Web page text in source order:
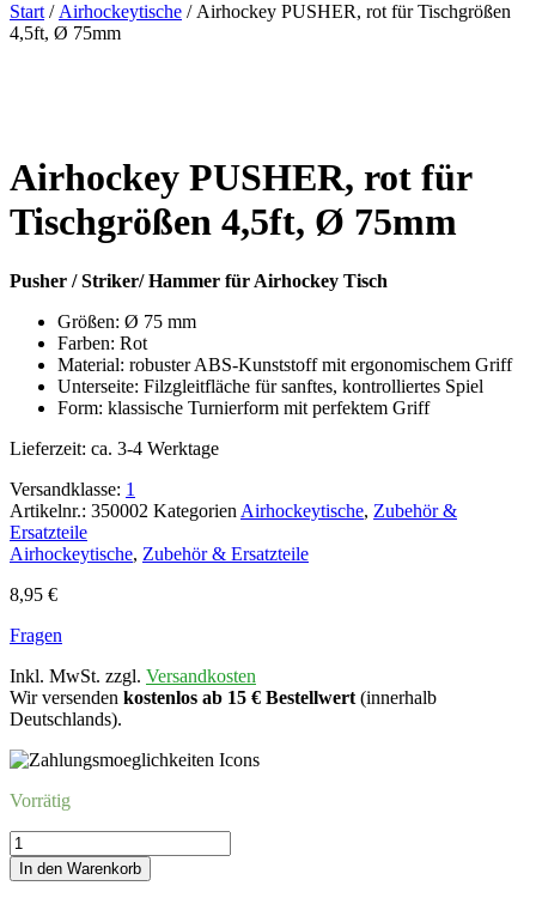
Start / Airhockeytische / Airhockey PUSHER, rot für Tischgrößen
4,5ft, Ø 75mm
Airhockey PUSHER, rot für
Tischgrößen 4,5ft, Ø 75mm
Pusher / Striker/ Hammer für Airhockey Tisch
Größen: Ø 75 mm
Farben: Rot
Material: robuster ABS-Kunststoff mit ergonomischem Griff
Unterseite: Filzgleitfläche für sanftes, kontrolliertes Spiel
Form: klassische Turnierform mit perfektem Griff
Lieferzeit: ca. 3-4 Werktage
Versandklasse: 1
Artikelnr.: 350002 Kategorien Airhockeytische, Zubehör &
Ersatzteile
Airhockeytische, Zubehör & Ersatzteile
8,95 €
Fragen
Inkl. MwSt. zzgl. Versandkosten
Wir versenden kostenlos ab 15 € Bestellwert (innerhalb
Deutschlands).
Vorrätig
Airhockey
PUSHER,
rot
In den Warenkorb